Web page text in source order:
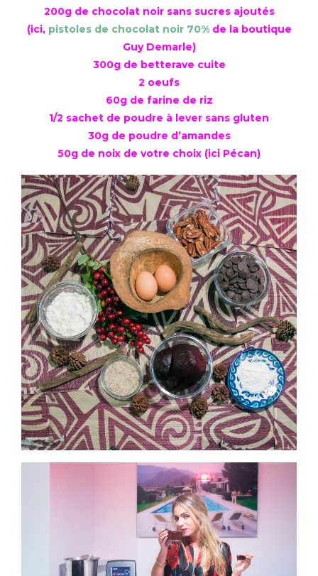
200g de chocolat noir sans sucres ajoutés
(ici, pistoles de chocolat noir 70%de la boutique
Guy Demarle)
300g de betterave cuite
2 oeufs
60g de farine de riz
1/2 sachet de poudre à lever sans gluten
30g de poudre d’amandes
50g de noix de votre choix (ici Pécan)